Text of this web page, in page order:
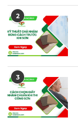
2
3